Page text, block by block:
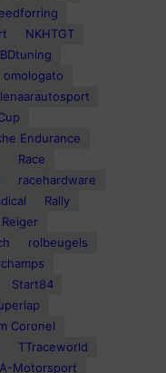
NKHTGT
omologato
Endurance
Race
racehardware
Rally
Reiger
rolbeugels
Start84
Coronel
TTraceworld
Motorsport